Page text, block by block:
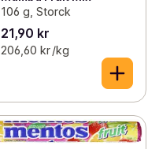
106 g, Storck
21,90 kr
206,60 kr /kg